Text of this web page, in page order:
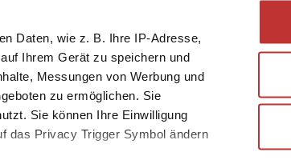
Daten, wie z. B. Ihre IP-Adresse,
Ihrem Gerät zu speichern und
Messungen von Werbung und
zu ermöglichen. Sie
Sie können Ihre Einwilligung
das Privacy Trigger Symbol ändern